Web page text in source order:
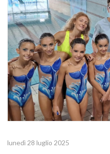
lunedì 28 luglio 2025